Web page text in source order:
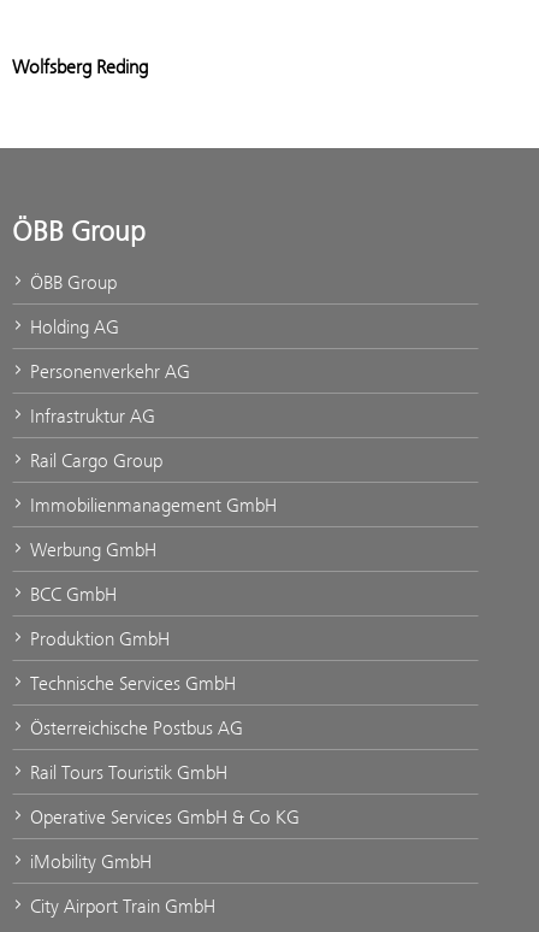
Wolfsberg Reding
ÖBB Group
ÖBB Group
Holding AG
Personenverkehr AG
Infrastruktur AG
Rail Cargo Group
Immobilienmanagement GmbH
Werbung GmbH
BCC GmbH
Produktion GmbH
Technische Services GmbH
Österreichische Postbus AG
Rail Tours Touristik GmbH
Operative Services GmbH & Co KG
iMobility GmbH
City Airport Train GmbH